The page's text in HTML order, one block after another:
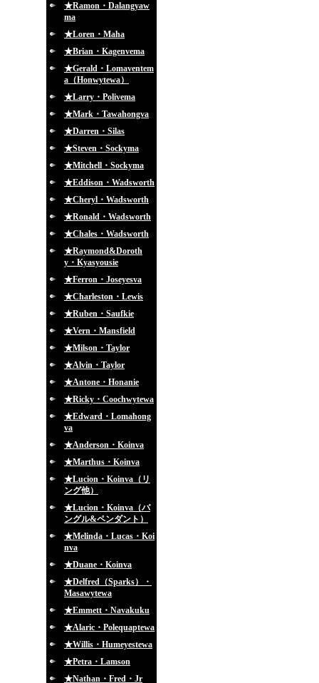
★Ramon・Dalangyaw
ma
★Loren・Maha
★Brian・Kagenvema
★Gerald・Lomaventem
a（Honwytewa）
★Larry・Polivema
★Mark・Tawahongva
★Darren・Silas
★Steven・Sockyma
★Mitchell・Sockyma
★Eddison・Wadsworth
★Cheryl・Wadsworth
★Ronald・Wadsworth
★Chales・Wadsworth
★Raymond&Doroth
y・Kyasyousie
★Ferron・Joseyesva
★Charleston・Lewis
★Ruben・Saufkie
★Vern・Mansfield
★Milson・Taylor
★Alvin・Taylor
★Antone・Honanie
★Ricky・Coochwytewa
★Edward・Lomahong
va
★Anderson・Koinva
★Marthus・Koinva
★Lucion・Koinva（リ
ング他）
★Lucion・Koinva（バ
ングル&ペンダント）
★Melinda・Lucas・Koi
nva
★Duane・Koinva
★Delfred（Sparks）・
Masawytewa
★Emmett・Navakuku
★Alaric・Polequaptewa
★Willis・Humeyestewa
★Petra・Lamson
★Nathan・Fred・Jr